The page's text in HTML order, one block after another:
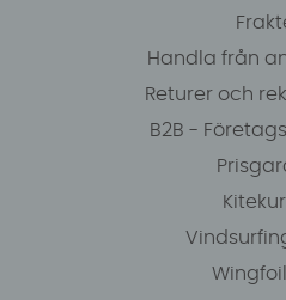
Handla från
Returer och
B2B -